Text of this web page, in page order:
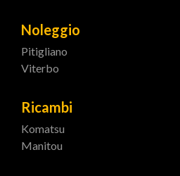
Noleggio
Pitigliano
Viterbo
Ricambi
Komatsu
Manitou